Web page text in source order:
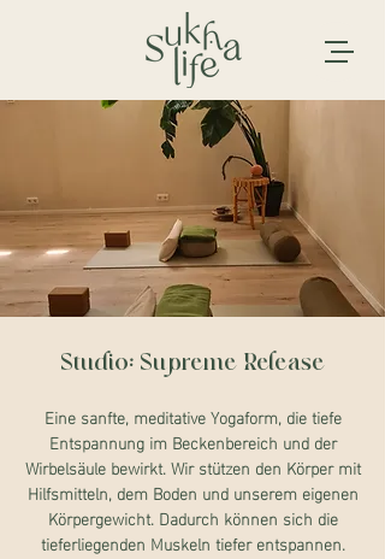
Studio: Supreme Release
Eine sanfte, meditative Yogaform, die tiefe
Entspannung im Beckenbereich und der
Wirbelsäule bewirkt. Wir stützen den Körper mit
Hilfsmitteln, dem Boden und unserem eigenen
Körpergewicht. Dadurch können sich die
tieferliegenden Muskeln tiefer entspannen.